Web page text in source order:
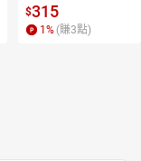
$315
1% (賺3點)